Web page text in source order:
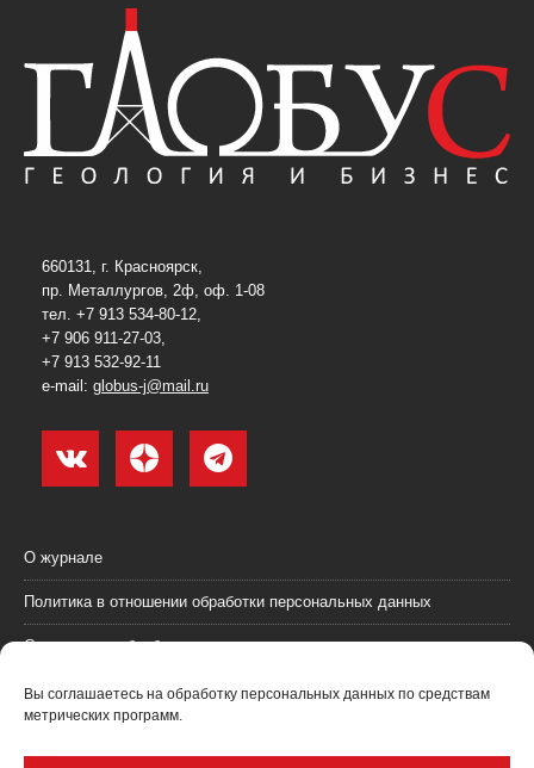
Вы соглашаетесь на обработку персональных данных по средствам
метрических программ.
660131, г. Красноярск,
пр. Металлургов, 2ф, оф. 1-08
тел. +7 913 534-80-12,
+7 906 911-27-03,
+7 913 532-92-11
e-mail: globus-j@mail.ru
О журнале
Политика в отношении обработки персональных данных
Согласие на обработку персональных данных
Пользовательское соглашение (оферта)